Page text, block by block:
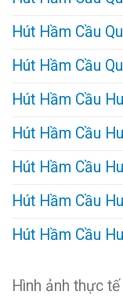
Hút Hầm Cầu
Hút Hầm Cầu
Hút Hầm Cầu
Hút Hầm Cầu
Hút Hầm Cầu
Hút Hầm Cầu
Hút Hầm Cầu
Hình ảnh thực tế